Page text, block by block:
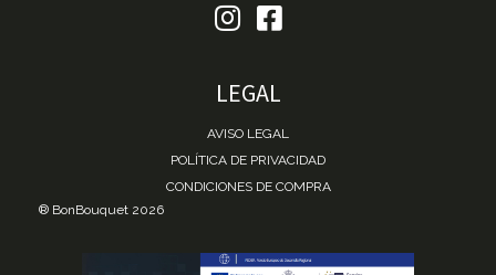
LEGAL
AVISO LEGAL
POLÍTICA DE PRIVACIDAD
CONDICIONES DE COMPRA
® BonBouquet 2026